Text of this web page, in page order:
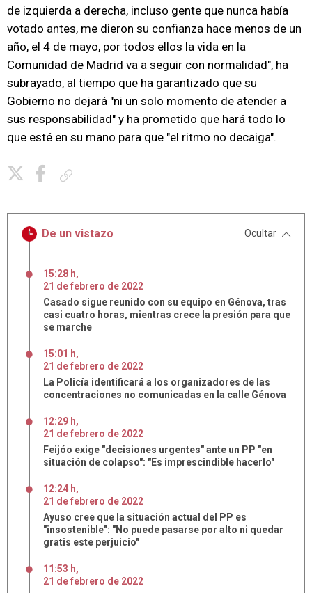
de izquierda a derecha, incluso gente que nunca había
votado antes, me dieron su confianza hace menos de un
año, el 4 de mayo, por todos ellos la vida en la
Comunidad de Madrid va a seguir con normalidad", ha
subrayado, al tiempo que ha garantizado que su
Gobierno no dejará "ni un solo momento de atender a
sus responsabilidad" y ha prometido que hará todo lo
que esté en su mano para que "el ritmo no decaiga".
De un vistazo Ocultar
15:28 h,
21 defebrero de 2022
Casado sigue reunido con su equipo en Génova, tras
casi cuatro horas, mientras crece la presión para que
se marche
15:01 h,
21 defebrero de 2022
La Policía identificará a los organizadores de las
concentraciones no comunicadas en la calle Génova
12:29 h,
21 defebrero de 2022
Feijóo exige "decisiones urgentes" ante un PP "en
situación de colapso": "Es imprescindible hacerlo"
12:24 h,
21 defebrero de 2022
Ayuso cree que la situación actual del PP es
"insostenible": "No puede pasarse por alto ni quedar
gratis este perjuicio"
11:53 h,
21 defebrero de 2022